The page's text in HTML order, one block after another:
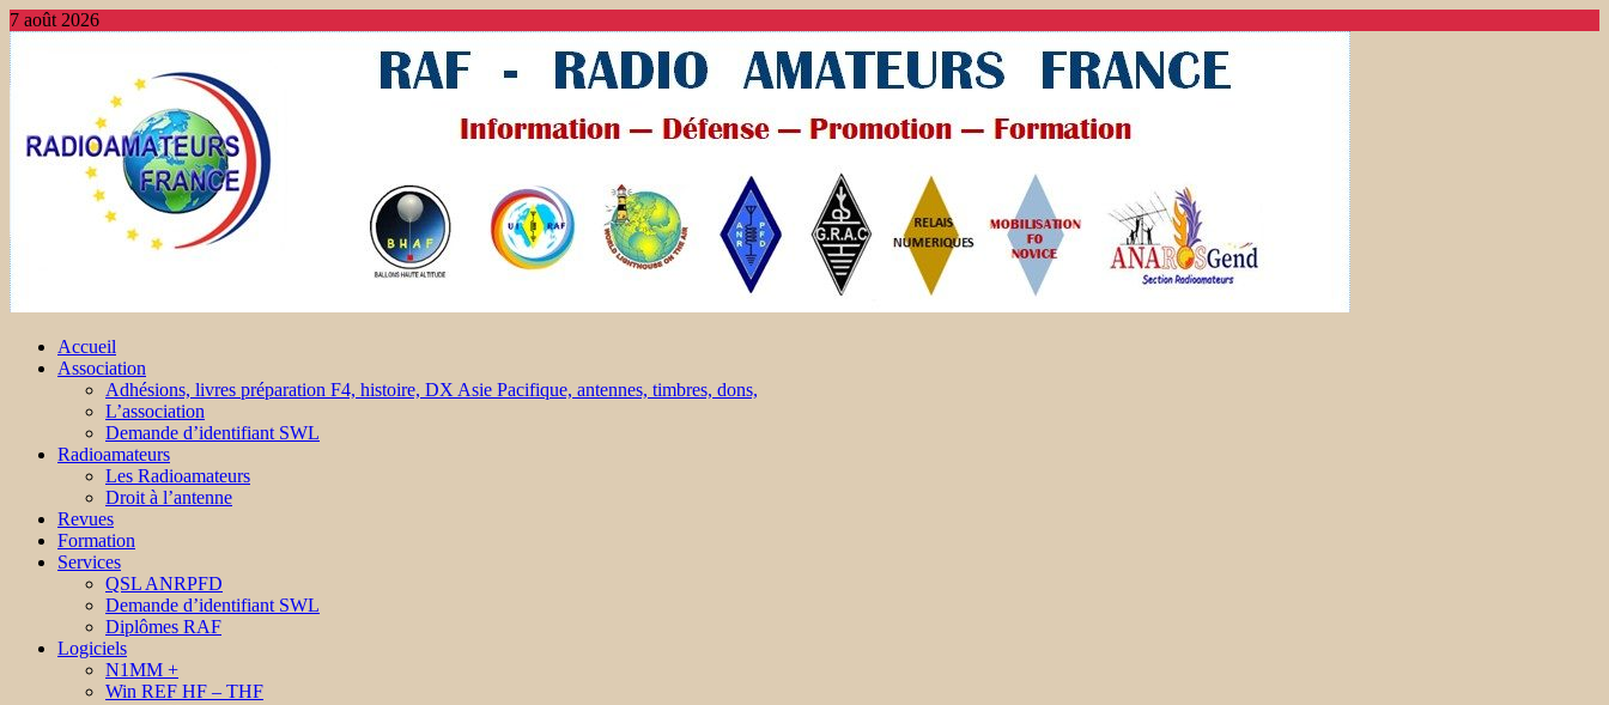
7 août 2026
Accueil
Association
Adhésions, livres préparation F4, histoire, DX Asie Pacifique, antennes, timbres, dons,
L’association
Demande d’identifiant SWL
Radioamateurs
Les Radioamateurs
Droit à l’antenne
Revues
Formation
Services
QSL ANRPFD
Demande d’identifiant SWL
Diplômes RAF
Logiciels
N1MM +
Win REF HF – THF